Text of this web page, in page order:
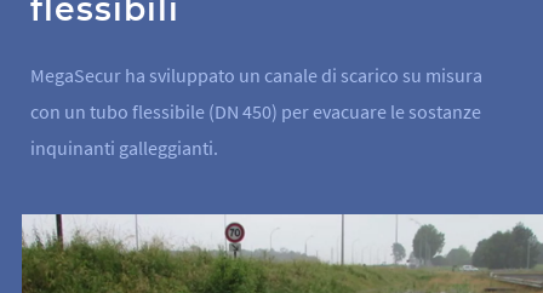
flessibili
MegaSecur ha sviluppato un canale di scarico su misura
con un tubo flessibile (DN 450) per evacuare le sostanze
inquinanti galleggianti.